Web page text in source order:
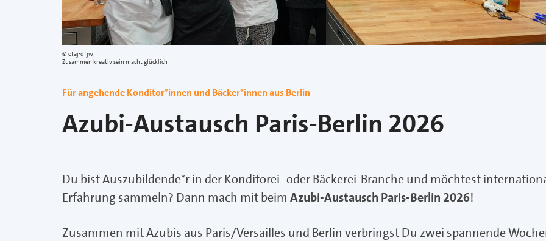
ofaj-dfjw
Zusammen kreativ sein macht glücklich
Für angehende Konditor*innen und Bäcker*innen aus Berlin
Azubi-Austausch Paris-Berlin 2026
Du bist Auszubildende*r in der Konditorei- oder Bäckerei-Branche und möchtest
Erfahrung sammeln? Dann mach mit beim Azubi-Austausch Paris-Berlin 2026!
Zusammen mit Azubis aus Paris/Versailles und Berlin verbringst Du zwei spannende